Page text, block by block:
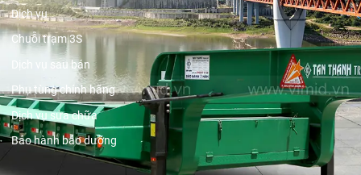
Dịch vụ
Chuỗi trạm 3S
Dịch vụ sau bán
Phụ tùng chính hãng
Dịch vụ sửa chữa
Bảo hành bảo dưỡng